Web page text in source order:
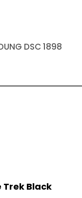
DSC 1898
Trek Black